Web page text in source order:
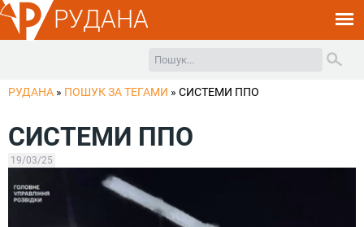
РУДАНА
РУДАНА » ПОШУК ЗА ТЕГАМИ » СИСТЕМИ ППО
СИСТЕМИ ППО
19/03/25